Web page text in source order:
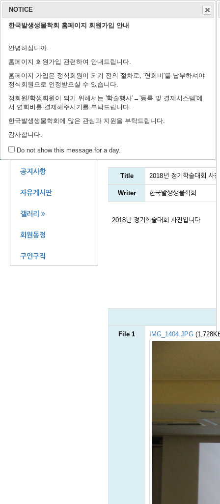
회장 인사말
학회 연혁
학회 회칙
연구윤리규정
임원 명단 학술지 홈페이지
편집위원회
출판 윤리 규정
제44회 정기학술대회에
회원 공간
공지사항
자유게시판
갤러리
회원동정
구인구직
갤러리
Title 2018년 정기학술대회 사
Writer 한국발생생물학회
2018년 정기학술대회 사진입니다
File 1 IMG_1404.JPG
NOTICE
한국발생생물학회 홈페이지 회원가입 안내
안녕하십니까.
홈페이지 회원가입 관련하여 안내드립니다.
홈페이지 가입은 정식회원이 되기 전의 절차로, '연회비'를 납부하셔야
정식회원으로 인정받으실 수 있습니다.
정회원/학생회원이 되기 위해서는 '학술행사'→'등록 및 결제시스템'에
서 연회비를 결제해주시기를 부탁드립니다.
한국발생생물학회에 많은 관심과 지원을 부탁드립니다.
감사합니다.
Do not show this message for a day.